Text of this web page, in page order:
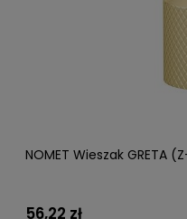
NOMET Wieszak GRETA
56,22 zł